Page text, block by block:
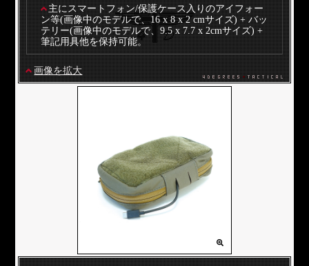
主にスマートフォン/保護ケース入りのアイフォー
ン等(画像中のモデルで、16 x 8 x 2 cmサイズ) + バッ
テリー(画像中のモデルで、9.5 x 7.7 x 2cmサイズ) +
筆記用具他を保持可能。
画像を拡大